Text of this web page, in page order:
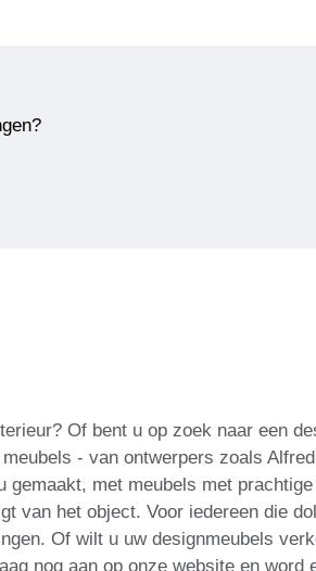
Of bent u op zoek naar een
- van ontwerpers zoals
met meubels met
van het object. Voor iedereen die
Of wilt u uw designmeubels
nog aan op onze website en